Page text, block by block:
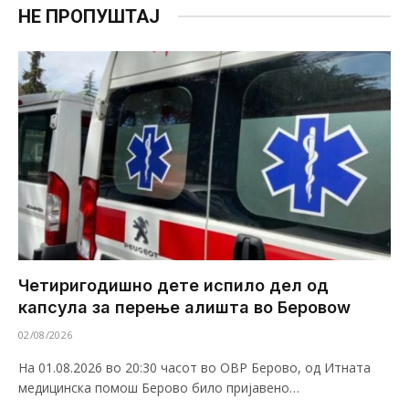
НЕ ПРОПУШТАЈ
Четиригодишно дете испило дел од
капсула за перење алишта во Беровоw
02/08/2026
На 01.08.2026 во 20:30 часот во ОВР Берово, од Итната
медицинска помош Берово било пријавено…